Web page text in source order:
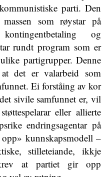
parti. Den
som røystar på
og
rundt program som er
partigrupper. Denne
det er valarbeid som
Ei forståing av kor
sivile samfunnet er, vil
eller allierte
endringsagentar på
kunnskapsmodell –
stilleteiande, ikkje
at partiet gir opp